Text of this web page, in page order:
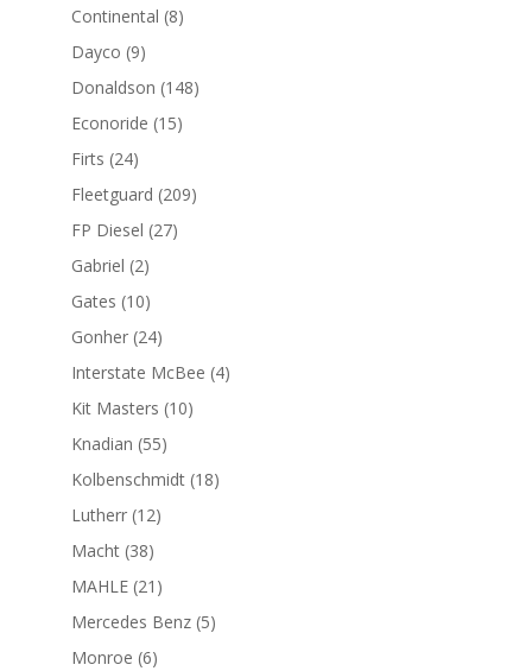
productos
Continental 88
Dayco 99
productos
Donaldson 148148
Econoride 1515
Firts 2424
productos
Fleetguard 209209
FP Diesel 2727
Gabriel 22
productos
Gates 1010
productos
Gonher 2424
productos
Interstate McBee 44
Kit Masters 1010
Knadian 5555
productos
Kolbenschmidt 1818
Lutherr 1212
Macht 3838
productos
MAHLE 21 21
productos
Mercedes Benz 55
Monroe 66